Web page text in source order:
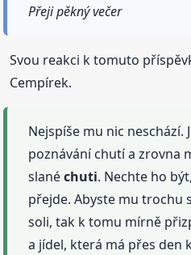
Přeji pěkný večer
Svou reakci k tomuto
Cempírek.
Nejspíše mu nic neschází.
poznávání chutí a zrovna
slanéchuti. Nechte ho
přejde. Abyste mu trochu
soli, tak k tomu mírně
a jídel, která má přes den